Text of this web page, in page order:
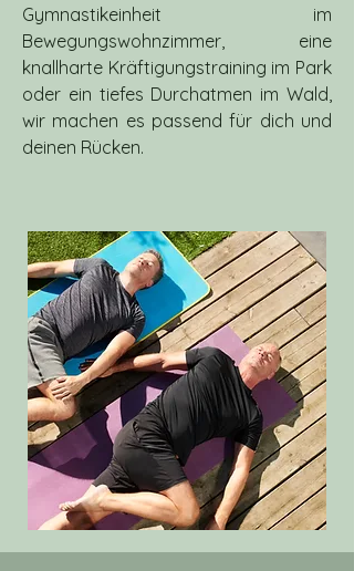
Gymnastikeinheit im
Bewegungswohnzimmer, eine
knallharte Kräftigungstraining im Park
oder ein tiefes Durchatmen im Wald,
wir machen es passend für dich und
deinen Rücken.